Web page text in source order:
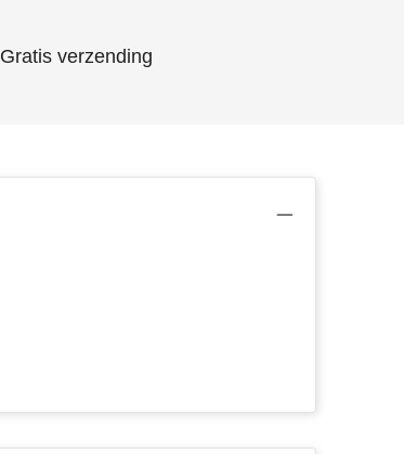
Gratis verzending